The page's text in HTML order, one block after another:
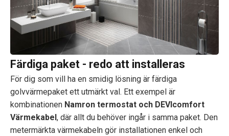
Färdiga paket - redo att installeras
För dig som vill ha en smidig lösning är färdiga
golvvärmepaket ett utmärkt val. Ett exempel är
kombinationen Namron termostat och DEVIcomfort
Värmekabel , där allt du behöver ingår i samma paket. Den
metermärkta värmekabeln gör installationen enkel och